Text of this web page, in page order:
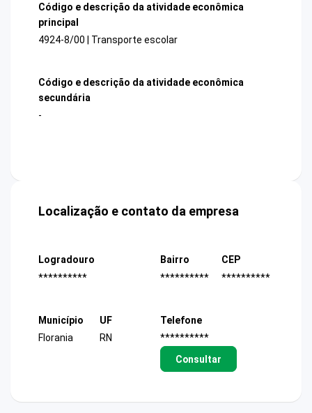
Código e descrição da atividade econômica
principal
4924-8/00 | Transporte escolar
Código e descrição da atividade econômica
secundária
-
Localização e contato da empresa
Logradouro
**********
Bairro
**********
CEP
**********
Município
Florania
UF
RN
Telefone
**********
Consultar